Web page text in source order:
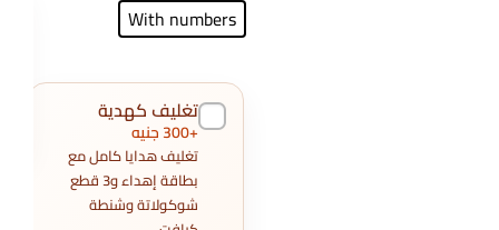
With numbers
تغليف كهدية
+300 جنيه
تغليف هدايا كامل مع
بطاقة إهداء و3 قطع
شوكولاتة وشنطة